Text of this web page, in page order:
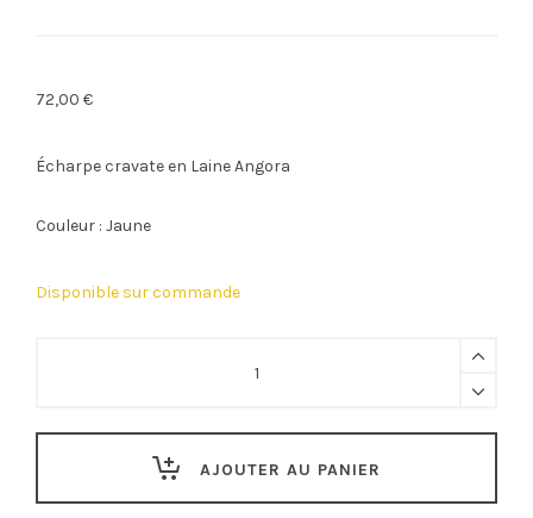
72,00 €
Écharpe cravate en Laine Angora
Couleur : Jaune
Disponible sur commande
Jaune
AJOUTER AU PANIER